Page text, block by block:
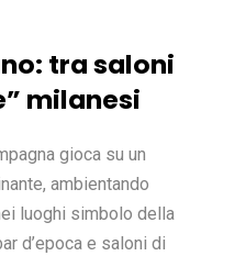
tra saloni
milanesi
gioca su un
ambientando
luoghi simbolo della
d’epoca e saloni di